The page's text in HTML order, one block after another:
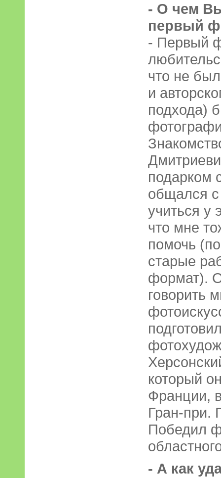
- О чем
первый
- Первый
что не
и
подхода)
подарком
общался
учиться у
что мне
помочь
старые
формат).
говорить
который
Франции,
Гран-при.
Победил
- А как